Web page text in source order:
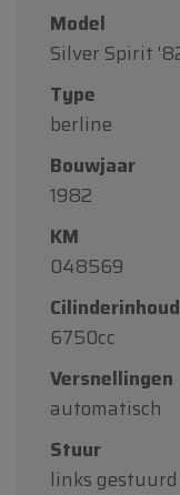
Model
Silver Spirit
Type
berline
Bouwjaar
1982
KM
048569
Cilinderinhoud
6750cc
Versnellingen
automatisch
Stuur
links gestuurd
Oldtimerfarm
Beste klanten,
Oldtimerfarm zal
Onze showroom is
augustus
afspraak.
Bedankt voor
Team